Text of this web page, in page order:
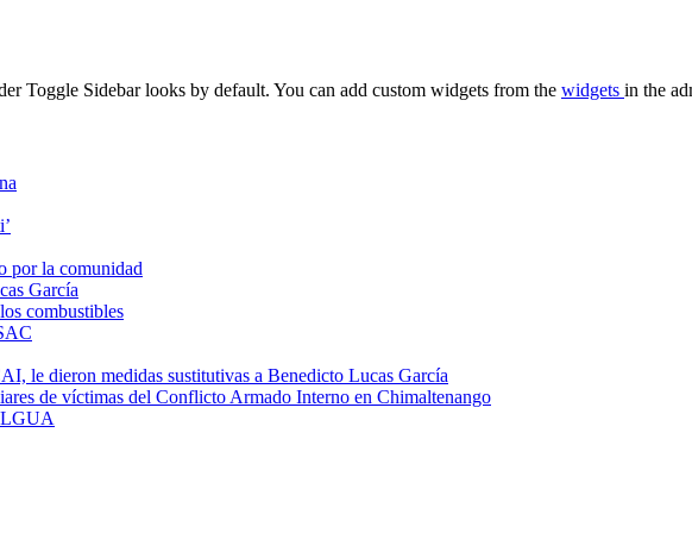
Toggle Sidebar looks by default. You can add custom widgets from the widgets in the
por la comunidad
García
combustibles
le dieron medidas sustitutivas a Benedicto Lucas García
de víctimas del Conflicto Armado Interno en Chimaltenango